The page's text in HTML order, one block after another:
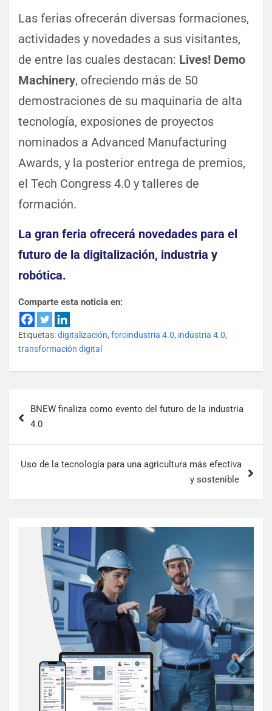
Las ferias ofrecerán diversas formaciones,
actividades y novedades a sus visitantes,
de entre las cuales destacan: Lives! Demo
Machinery, ofreciendo más de 50
demostraciones de su maquinaria de alta
tecnología, exposiones de proyectos
nominados a Advanced Manufacturing
Awards, y la posterior entrega de premios,
el Tech Congress 4.0 y talleres de
formación.
La gran feria ofrecerá novedades para el
futuro de la digitalización, industria y
robótica.
Comparte esta noticia en:
Etiquetas:digitalización, foroindustria 4.0, industria 4.0,
transformación digital
BNEW finaliza como evento del futuro de la industria
4.0
Uso de la tecnología para una agricultura más efectiva
y sostenible